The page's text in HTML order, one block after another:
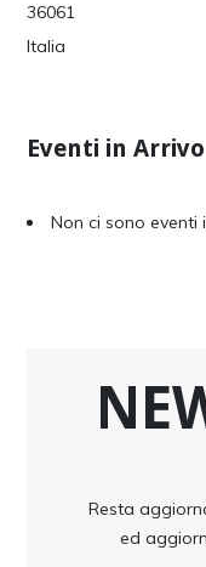
36061
Italia
Eventi in Arrivo
Non ci sono eventi
Resta
ed